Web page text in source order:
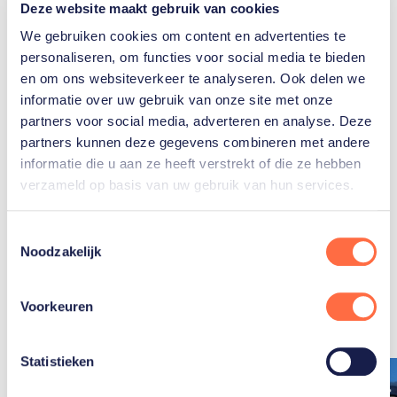
Deze website maakt gebruik van cookies
We gebruiken cookies om content en advertenties te
personaliseren, om functies voor social media te bieden
en om ons websiteverkeer te analyseren. Ook delen we
informatie over uw gebruik van onze site met onze
partners voor social media, adverteren en analyse. Deze
partners kunnen deze gegevens combineren met andere
informatie die u aan ze heeft verstrekt of die ze hebben
verzameld op basis van uw gebruik van hun services.
Noodzakelijk
Voorkeuren
Statistieken
Gerelateerde teams
Parasnowboarden
Gerelateerde
artikelen
Toon alle